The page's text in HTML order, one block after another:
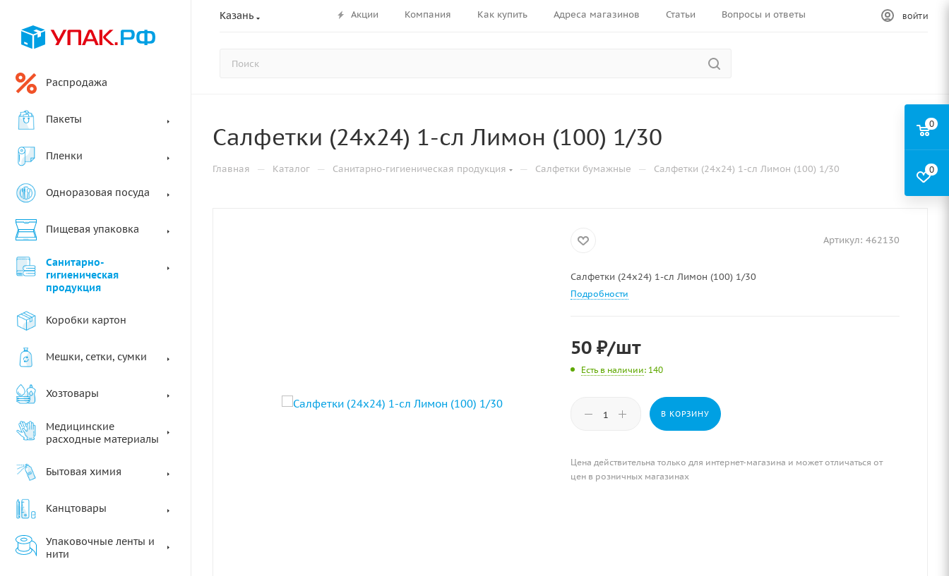
Казань Акции Компания Как купить Адреса магазинов Статьи Вопросы и ответы ВОЙТИ
Распродажа
Пакеты
Пленки
Одноразовая посуда
Пищевая упаковка
Санитарно-
гигиеническая
продукция
Коробки картон
Мешки, сетки, сумки
Хозтовары
Медицинские
расходные материалы
Бытовая химия
Канцтовары
Упаковочные ленты и
нити
Салфетки (24х24) 1-сл Лимон (100) 1/30
Главная — Каталог — Санитарно-гигиеническая продукция — Салфетки бумажные — Салфетки (24х24) 1-сл Лимон (100) 1/30
Артикул: 462130
Салфетки (24х24) 1-сл Лимон (100) 1/30
Подробности
50₽/шт
Есть в наличии: 140
В КОРЗИНУ
Цена действительна только для интернет-магазина и может отличаться от
цен в розничных магазинах
0
0